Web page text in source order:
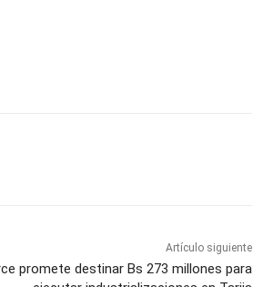
Artículo siguiente
promete destinar Bs 273 millones para